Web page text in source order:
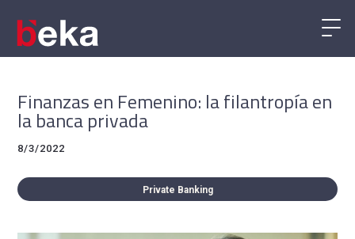
Finanzas en Femenino: la filantropía en
la banca privada
8/3/2022
Private Banking